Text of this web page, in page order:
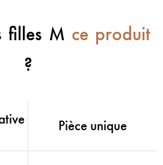
filles M ce produit
?
Pièce unique